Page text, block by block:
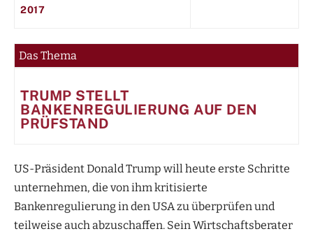
2017
Das Thema
TRUMP STELLT
BANKENREGULIERUNG AUF DEN
PRÜFSTAND
US-Präsident Donald Trump will heute erste Schritte
unternehmen, die von ihm kritisierte
Bankenregulierung in den USA zu überprüfen und
teilweise auch abzuschaffen. Sein Wirtschaftsberater